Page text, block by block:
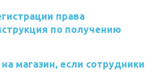
права
по получению
магазин, если сотрудники